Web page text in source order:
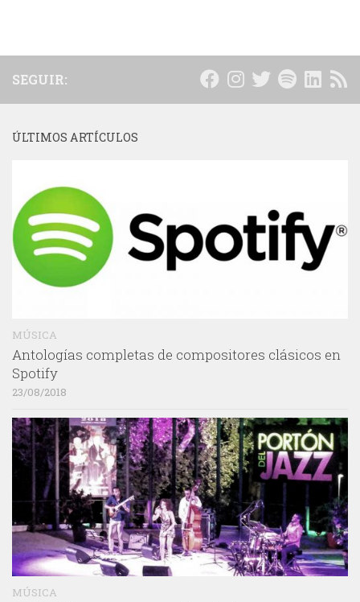
SEGUIR:
ÚLTIMOS ARTÍCULOS
MÚSICA
Antologías completas de compositores clásicos en
Spotify
23/08/2018
MÚSICA